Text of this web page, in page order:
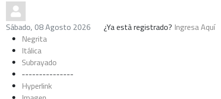
¿Ya està registrado? Ingresa Aquí
Sábado, 08 Agosto 2026
Negrita
Itálica
Subrayado
---------------
Hyperlink